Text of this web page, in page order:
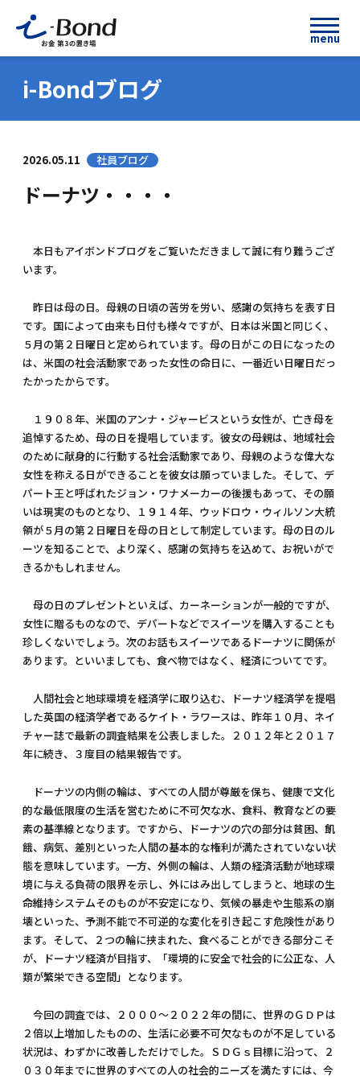
menu
i-Bondブログ
2026.05.11 社員ブログ
ドーナツ・・・・
本日もアイボンドブログをご覧いただきまして誠に有り難うござ
います。
昨日は母の日。母親の日頃の苦労を労い、感謝の気持ちを表す日
です。国によって由来も日付も様々ですが、日本は米国と同じく、
５月の第２日曜日と定められています。母の日がこの日になったの
は、米国の社会活動家であった女性の命日に、一番近い日曜日だっ
たかったからです。
１９０８年、米国のアンナ・ジャービスという女性が、亡き母を
追悼するため、母の日を提唱しています。彼女の母親は、地域社会
のために献身的に行動する社会活動家であり、母親のような偉大な
女性を称える日ができることを彼女は願っていました。そして、デ
パート王と呼ばれたジョン・ワナメーカーの後援もあって、その願
いは現実のものとなり、１９１４年、ウッドロウ・ウィルソン大統
領が５月の第２日曜日を母の日として制定しています。母の日のル
ーツを知ることで、より深く、感謝の気持ちを込めて、お祝いがで
きるかもしれません。
母の日のプレゼントといえば、カーネーションが一般的ですが、
女性に贈るものなので、デパートなどでスイーツを購入することも
珍しくないでしょう。次のお話もスイーツであるドーナツに関係が
あります。といいましても、食べ物ではなく、経済についてです。
人間社会と地球環境を経済学に取り込む、ドーナツ経済学を提唱
した英国の経済学者であるケイト・ラワースは、昨年１０月、ネイ
チャー誌で最新の調査結果を公表しました。２０１２年と２０１７
年に続き、３度目の結果報告です。
ドーナツの内側の輪は、すべての人間が尊厳を保ち、健康で文化
的な最低限度の生活を営むために不可欠な水、食料、教育などの要
素の基準線となります。ですから、ドーナツの穴の部分は貧困、飢
餓、病気、差別といった人間の基本的な権利が満たされていない状
態を意味しています。一方、外側の輪は、人類の経済活動が地球環
境に与える負荷の限界を示し、外にはみ出してしまうと、地球の生
命維持システムそのものが不安定になり、気候の暴走や生態系の崩
壊といった、予測不能で不可逆的な変化を引き起こす危険性があり
ます。そして、２つの輪に挟まれた、食べることができる部分こそ
が、ドーナツ経済が目指す、「環境的に安全で社会的に公正な、人
類が繁栄できる空間」となります。
今回の調査では、２０００～２０２２年の間に、世界のＧＤＰは
２倍以上増加したものの、生活に必要不可欠なものが不足している
状況は、わずかに改善しただけでした。ＳＤＧｓ目標に沿って、２
０３０年までに世界のすべての人の社会的ニーズを満たすには、今